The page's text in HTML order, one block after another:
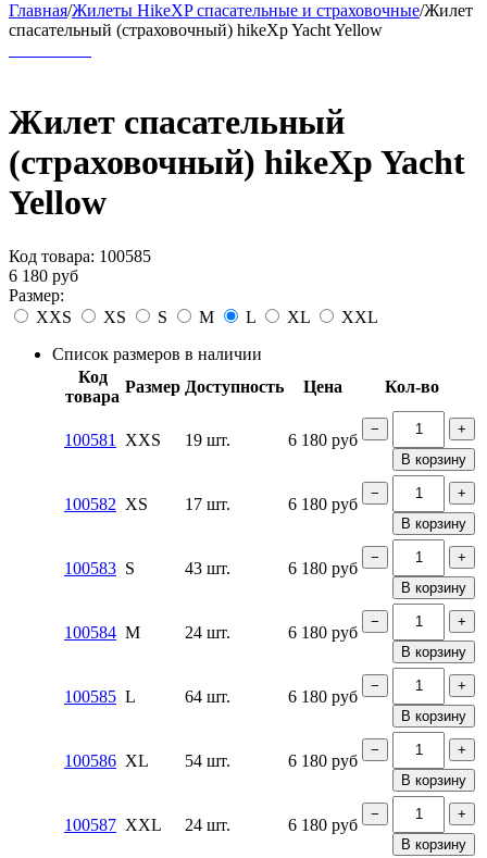
Главная/Жилеты HikeXP спасательные и страховочные/Жилет
спасательный (страховочный) hikeXp Yacht Yellow
Жилет спасательный
(страховочный) hikeXp Yacht
Yellow
Код товара: 100585
6 180 руб
Размер:
XXS
XS S M L XL
XXL
Список размеров в наличии
Код
товара
Размер Доступность Цена Кол-во
100581 XXS 19 шт. 6 180 руб
−
+
В корзину
100582 XS 17 шт. 6 180 руб
−
+
В корзину
100583 S 43 шт. 6 180 руб
−
+
В корзину
100584 M 24 шт. 6 180 руб
−
+
В корзину
100585 L 64 шт. 6 180 руб
−
+
В корзину
100586 XL 54 шт. 6 180 руб
−
+
В корзину
100587 XXL 24 шт. 6 180 руб
−
+
В корзину